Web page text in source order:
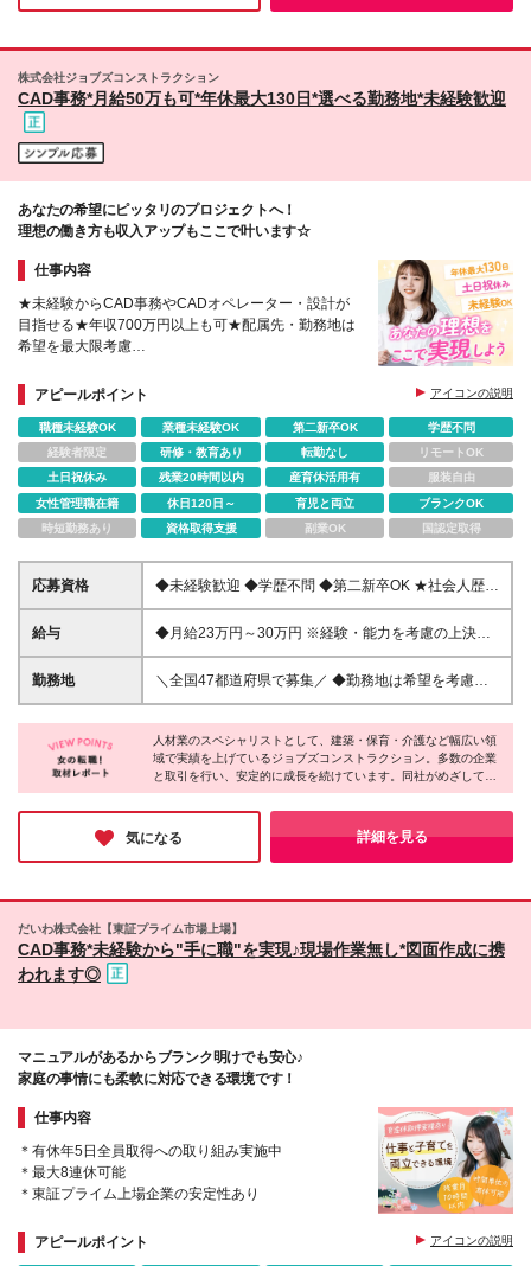
株式会社ジョブズコンストラクション
CAD事務*月給50万も可*年休最大130日*選べる勤務地*未経験歓迎
あなたの希望にピッタリのプロジェクトへ！
理想の働き方も収入アップもここで叶います☆
仕事内容
★未経験からCAD事務やCADオペレーター・設計が
目指せる★年収700万円以上も可★配属先・勤務地は
希望を最大限考慮
日以上の連休取得OK
アピールポイント アイコンの説明
職種未経験OK 業種未経験OK 第二新卒OK
学歴不問
経験者限定
研修・教育あり 転勤なし
リモートOK
土日祝休み
残業20時間以内 産育休活用有
服装自由
女性管理職在籍
休日120日～ 育児と両立
ブランクOK
時短勤務あり
資格取得支援 副業OK 国認定取得
応募資格
◆未経験歓迎 ◆学歴不問 ◆第二新卒OK ★社会人歴が
10年以上、20年以上の方も多数活躍しています！ ★
学歴や職歴、転職回数などは一切不問です！ 正社員
はお気軽にご相談ください。 ＼こんな方にピッタ
リ！／ ◆自分の携わった建物が多くの人に使われる
がある ◆柔軟な対応力を仕事で発揮したい ◆オフの
時間も大切にしたい ◆ゆとりある暮らしを実現した
い ＼働く社員の声／ 「未経験からのスタートでも、
す。段階的に成長できるので、無理なく挑戦できる環
境だと思います！」 「大きな仕事に挑戦したいとい
もできます。大規模な案件は計画や期間の調整が難し
いこともありますが、完成したときの達成感ややりが
いは格別です！」
給与
◆月給23万円～30万円 ※経験・能力を考慮の上決定
します ※試用期間6カ月あり（期間中の待遇・給与に
差異はありません） ※残業代は全額別途支給します
勤務地
＼全国47都道府県で募集／ ◆勤務地は希望を考慮し
て決定します ◆転勤なし ◆U・I・Jターン歓迎 ★配
属先は以下いずれかのプロジェクト先となります★
【以下のエリアで積極採用中】 東北：宮城県、福島
県 関東：東京都、神奈川県、埼玉県、千葉県 東海：
愛知県 北信越：新潟県、石川県 関西：京都府、大阪
府、兵庫県、滋賀県、奈良県、和歌山県 九州：福岡
県 【上記以外の勤務地】 北海道、青森、秋田、山形
【東京本社】東京都中央区日本橋2-3-4 日本橋プラ
ザビル11階 【大阪支社】大阪府大阪市北区梅田3-4-
い。
人材業のスペシャリストとして、建築・保育・介護など幅広い領
域で実績を上げているジョブズコンストラクション。多数の企業
と取引を行い、安定的に成長を続けています。同社がめざしてい
るのは「この会社に勤めてよかった」と思ってもらえる会社づく
り。「残業ほぼなし・完全週休2日制」など働きやすい環境を整
え、意見を言いやすい風通しの良い風土が根付いています。きっ
と安心して働けると思いますよ♪
気になる 詳細を見る
だいわ株式会社【東証プライム市場上場】
CAD事務*未経験から"手に職"を実現♪現場作業無し*図面作成に携
われます◎
マニュアルがあるからブランク明けでも安心♪
家庭の事情にも柔軟に対応できる環境です！
仕事内容
＊有休年5日全員取得への取り組み実施中
＊最大8連休可能
＊東証プライム上場企業の安定性あり
アピールポイント アイコンの説明